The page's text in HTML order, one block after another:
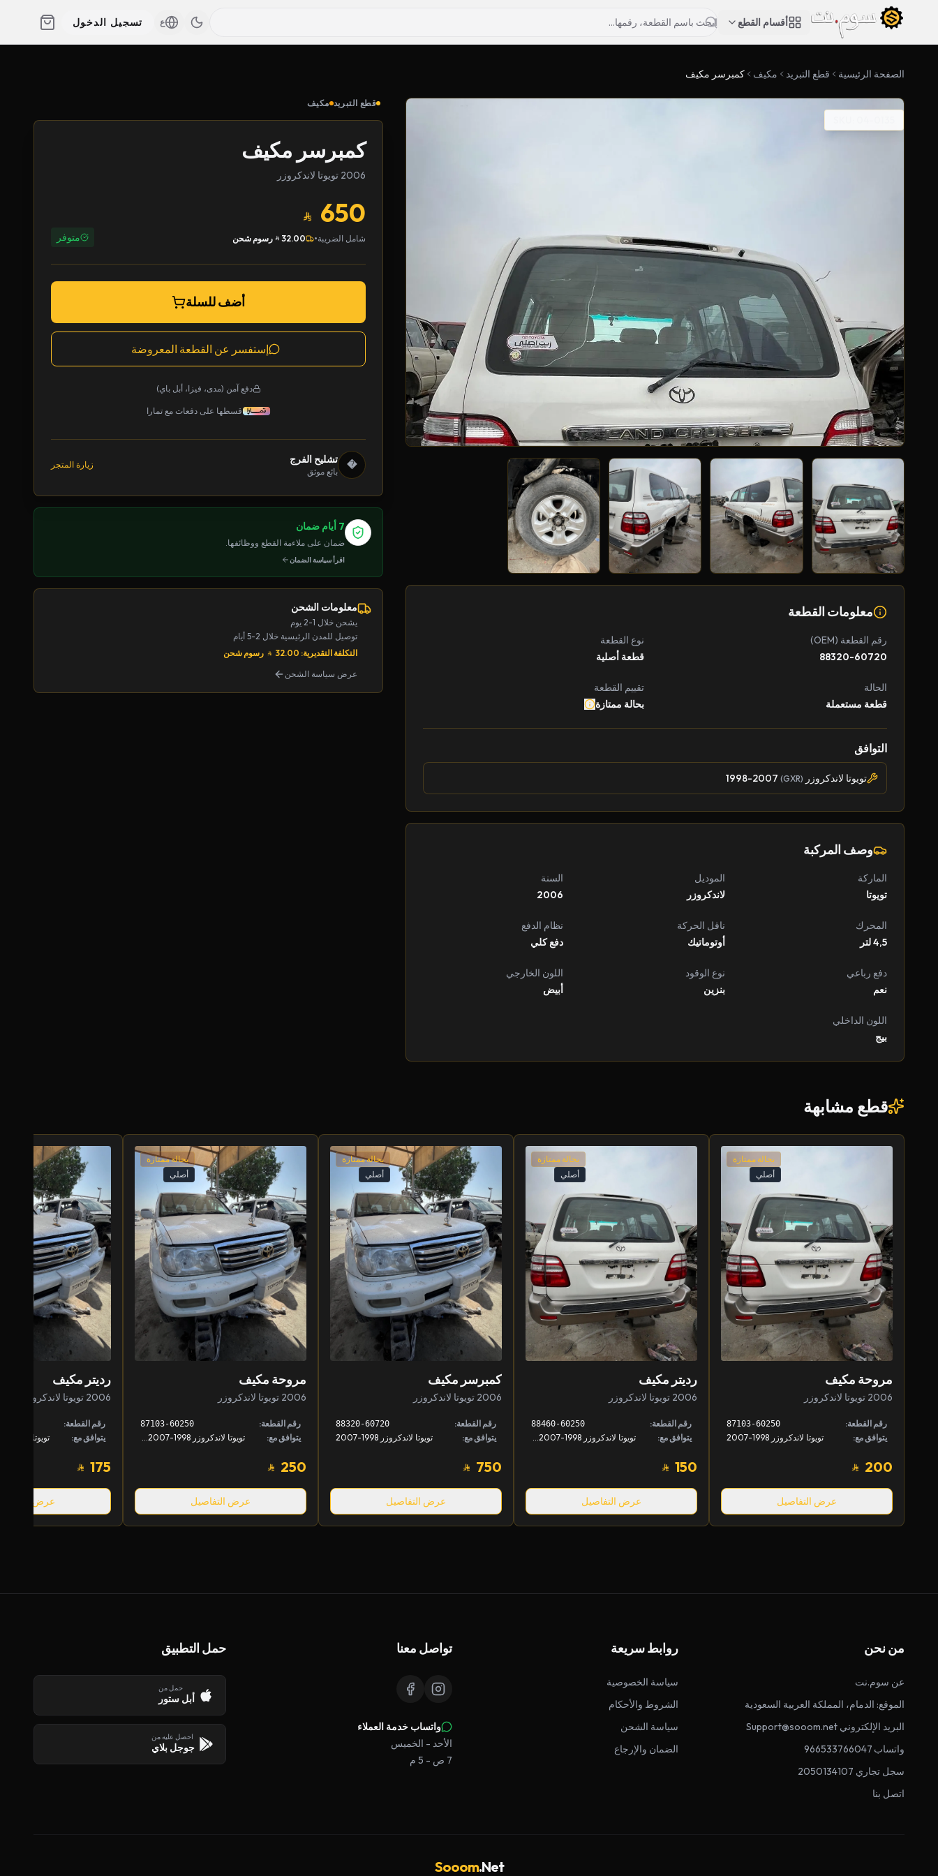
أقسام القطع ع تسجيل الدخول
الصفحة الرئيسية قطع التبريد مكيف كمبرسر مكيف
معلومات القطعة
رقم القطعة (OEM)
88320-60720
نوع القطعة
قطعة أصلية
الحالة
قطعة مستعملة
تقييم القطعة
بحالة ممتازة
التوافق
تويوتا لاندكروزر (GXR)
وصف المركبة
الماركة
تويوتا
الموديل
لاندكروزر
السنة
2006
المحرك
4,5 لتر
ناقل الحركة
أوتوماتيك
نظام الدفع
دفع كلي
دفع رباعي
نعم
نوع الوقود
بنزين
اللون الخارجي
أبيض
اللون الداخلي
بيج
قطع التبريد مكيف
كمبرسر مكيف
2006 تويوتا لاندكروزر
650
شامل الضريبة•
32.00 رسوم شحن متوفر
أضف للسلة
إستفسر عن القطعة المعروضة
دفع آمن (مدى، فيزا، أبل باي)
قسطها على دفعات مع تمارا
� تشليح الفرج
بائع موثق
زيارة المتجر
7 أيام ضمان
ضمان على ملاءمة القطع ووظائفها.
اقرأ سياسة الضمان
معلومات الشحن
يشحن خلال 1-2 يوم
توصيل للمدن الرئيسية خلال 2-5 أيام
التكلفة التقديرية: 32.00
رسوم شحن
عرض سياسة الشحن
قطع مشابهة
بحالة ممتازة
أصلي
مروحة مكيف
2006 تويوتا لاندكروزر
رقم القطعة: 87103-60250
يتوافق مع: تويوتا لاندكروزر 1998-2007
200
عرض التفاصيل
بحالة ممتازة
أصلي
رديتر مكيف
2006 تويوتا لاندكروزر
رقم القطعة: 88460-60250
يتوافق مع:
150
عرض التفاصيل
بحالة ممتازة
أصلي
كمبرسر مكيف
2006 تويوتا لاندكروزر
رقم القطعة: 88320-60720
يتوافق مع: تويوتا لاندكروزر 1998-2007
750
عرض التفاصيل
بحالة ممتازة
أصلي
مروحة مكيف
2006 تويوتا لاندكروزر
رقم القطعة: 87103-60250
يتوافق مع:
250
عرض التفاصيل
رديتر مكيف
2006 تويوتا لاندكروزر
رقم القطعة:
يتوافق مع:
175
عرض
من نحن
عن سوم.نت
الموقع: الدمام، المملكة العربية السعودية
البريد الإلكتروني Support@sooom.net
واتساب 966533766047
سجل تجاري 2050134107
اتصل بنا
روابط سريعة
سياسة الخصوصية
الشروط والأحكام
سياسة الشحن
الضمان والإرجاع
تواصل معنا
واتساب خدمة العملاء
الأحد - الخميس
7 ص - 5 م
حمل التطبيق
حمل من
أبل ستور
احصل عليه من
جوجل بلاي
Sooom.Net